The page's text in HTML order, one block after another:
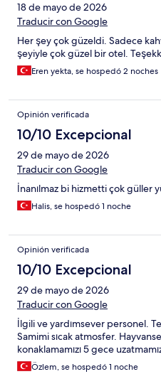
18 de mayo de 2026
Traducir con Google
Her şey çok güzeldi. Sadece
şeyiyle çok güzel bir otel.
Eren yekta, se hospedó 2 noches
Opinión verificada
10/10 Excepcional
29 de mayo de 2026
Traducir con Google
İnanılmaz bi hizmetti çok güller
Halis, se hospedó 1 noche
Opinión verificada
10/10 Excepcional
29 de mayo de 2026
Traducir con Google
İlgili ve yardımsever personel.
Samimi sıcak atmosfer.
konaklamamızı 5 gece
Özlem, se hospedó 1 noche